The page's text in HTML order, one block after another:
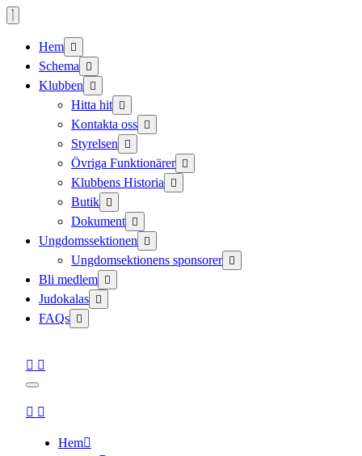
Skip
to
contentHem
Schema
Klubben
Hitta hit
Kontakta oss
Styrelsen
Övriga Funktionärer
Klubbens Historia
Butik
Dokument
Ungdomssektionen
Ungdomsektionens sponsorer
Bli medlem
Judokalas
FAQs
Hem